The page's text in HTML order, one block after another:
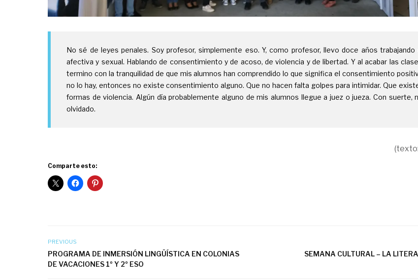
No sé de leyes penales. Soy profesor, simplemente eso. Y, como profesor, llevo doce años trabajando
afectiva y sexual. Hablando de consentimiento y de acoso, de violencia y de libertad. Y al acabar las
termino con la tranquilidad de que mis alumnos han comprendido lo que significa el consentimiento
no lo hay, entonces no existe consentimiento alguno. Que no hacen falta golpes para intimidar. Que
formas de violencia. Algún día probablemente alguno de mis alumnos llegue a juez o jueza. Con suerte,
olvidado.
(texto:
Comparte esto:
PREVIOUS
PROGRAMA DE INMERSIÓN LINGÜÍSTICA EN COLONIAS
DE VACACIONES 1º Y 2º ESO
SEMANA CULTURAL – LA